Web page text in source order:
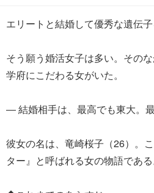
エリートと結婚して優秀な遺伝子
そう願う婚活女子は多い。その
学府にこだわる女がいた。
― 結婚相手は、最高でも東大。最
彼女の名は、竜崎桜子（26）。
ター』と呼ばれる女の物語である